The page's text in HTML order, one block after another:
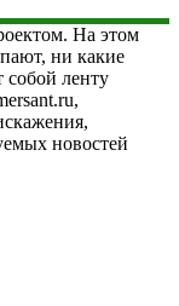
На этом
ни какие
собой ленту
новостей